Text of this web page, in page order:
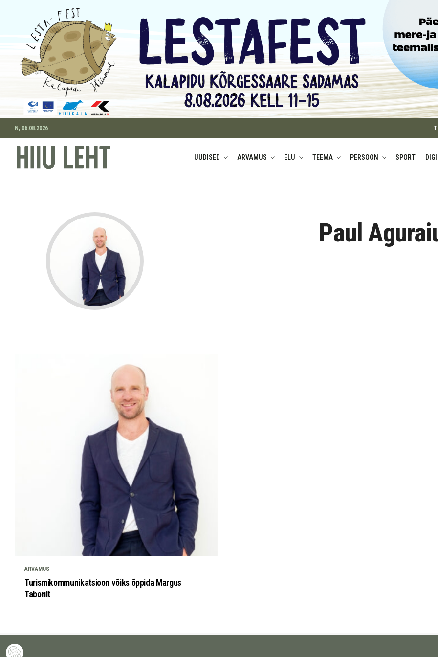
N, 06.08.2026
UUDISED ARVAMUS ELU TEEMA PERSOON SPORT
Paul
ARVAMUS
Turismikommunikatsioon võiks õppida Margus
Taborilt